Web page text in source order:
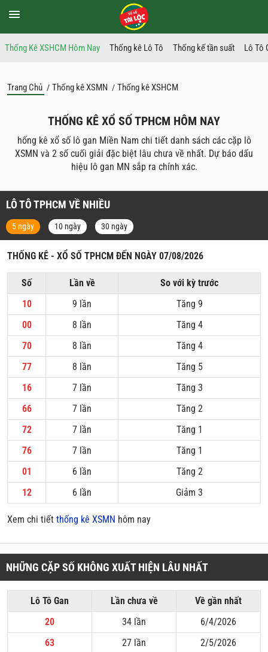
Thống Kê XSHCM Hôm Nay Thống kê Lô Tô Thống kế tần suất Lô Tô
Trang Chủ / Thống kê XSMN / Thống kê XSHCM
THỐNG KÊ XỔ SỐ TPHCM HÔM NAY
hống kê xổ số lô gan Miền Nam chi tiết danh sách các cặp lô
XSMN và 2 số cuối giải đặc biệt lâu chưa về nhất. Dự báo dấu
hiệu lô gan MN sắp ra chính xác.
LÔ TÔ TPHCM VỀ NHIỀU
5 ngày 10 ngày 30 ngày
THỐNG KÊ - XỔ SỐ TPHCM ĐẾN NGÀY 07/08/2026
Số Lần về
So với kỳ trước
10
9 lần
Tăng 9
00
8 lần
Tăng 4
70
8 lần
Tăng 4
77
8 lần
Tăng 5
16
7 lần
Tăng 3
66
7 lần
Tăng 2
72
7 lần
Tăng 1
76
7 lần
Tăng 1
01
6 lần
Tăng 2
12
6 lần Giảm 3
Xem chi tiết thống kê XSMN hôm nay
NHỮNG CẶP SỐ KHÔNG XUẤT HIỆN LÂU NHẤT
Lô Tô Gan Lần chưa về
Về gần nhất
20
34 lần
6/4/2026
63
27 lần
2/5/2026